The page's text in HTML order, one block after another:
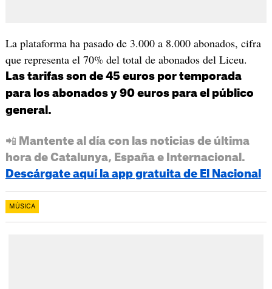
La plataforma ha pasado de 3.000 a 8.000 abonados, cifra
que representa el 70% del total de abonados del Liceu.
Las tarifas son de 45 euros por temporada
para los abonados y 90 euros para el público
general.
📲 Mantente al día con las noticias de última
hora de Catalunya, España e Internacional.
Descárgate aquí la app gratuita de El Nacional
MÚSICA